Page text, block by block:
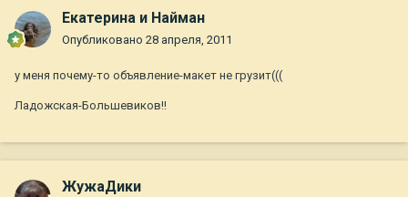
Екатерина и Найман
Опубликовано 28 апреля, 2011
у меня почему-то объявление-макет не грузит(((
Ладожская-Большевиков!!
ЖужаДики